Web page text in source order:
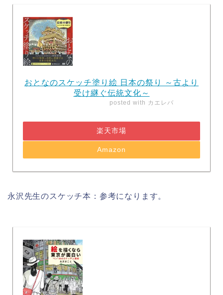
おとなのスケッチ塗り絵 日本の祭り ～古より
受け継ぐ伝統文化～
posted with カエレバ
楽天市場
Amazon
永沢先生のスケッチ本：参考になります。